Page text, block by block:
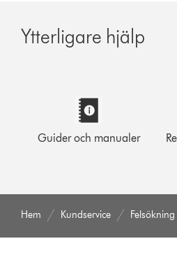
Ytterligare hjälp
Guider och manualer
Hem Kundservice Felsökning